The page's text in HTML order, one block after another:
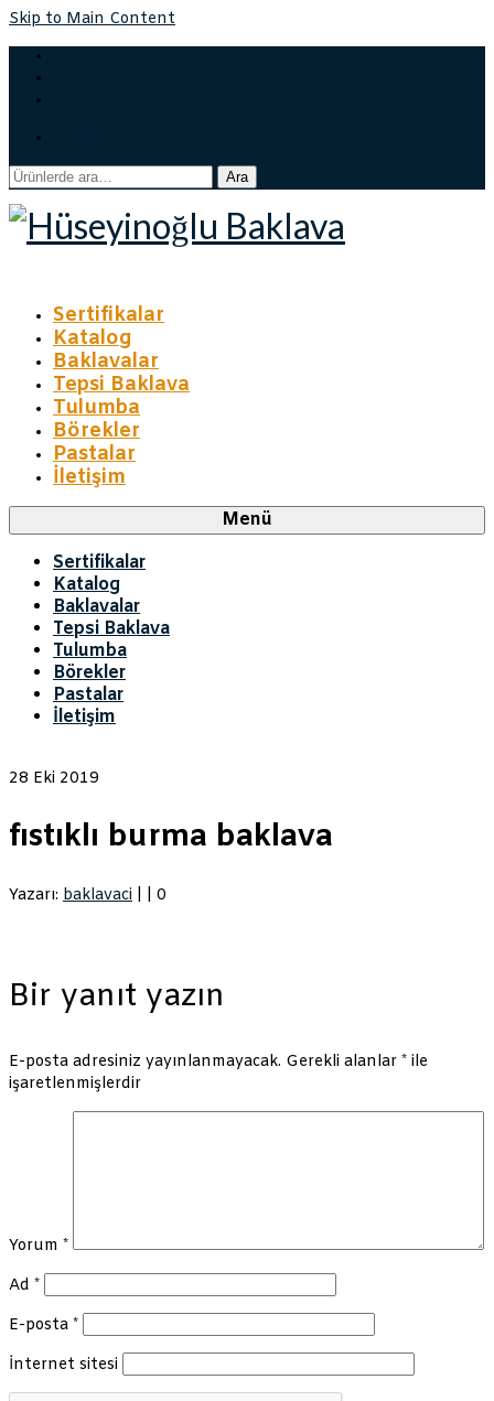
Skip to Main Content
Ara:
Ara
Sertifikalar
Katalog
Baklavalar
Tepsi Baklava
Tulumba
Börekler
Pastalar
İletişim
Menü
Sertifikalar
Katalog
Baklavalar
Tepsi Baklava
Tulumba
Börekler
Pastalar
İletişim
28 Eki 2019
fıstıklı burma baklava
Yazarı: baklavaci 0
Bir yanıt yazın
E-posta adresiniz yayınlanmayacak. Gerekli alanlar * ile
işaretlenmişlerdir
Yorum *
Ad *
E-posta *
İnternet sitesi